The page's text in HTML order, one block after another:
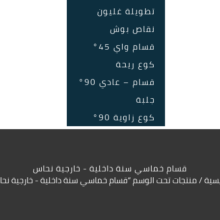
تطويلة غليون
نقاص بوش
قسام واي 45°
كوع ريحة
قسام – عادي 90°
جلبة
كوع زاوية 90°
قسام خماسي سنة داخلية - خارجية نحاس
/ منتجات تحت الوسم “قسام خماسي سنة داخلية - خارجية